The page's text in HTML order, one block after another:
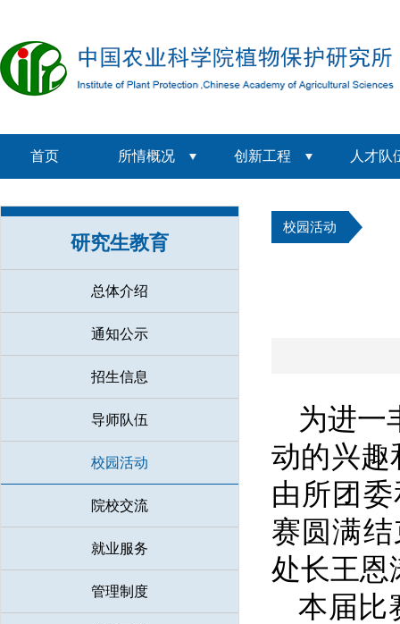
首页 所情概况 创新工程 人才队
研究生教育
总体介绍
通知公示
招生信息
导师队伍
校园活动
院校交流
就业服务
管理制度
校园活动
为进一
动的兴趣
由所团
赛圆满
处长王恩
本届比